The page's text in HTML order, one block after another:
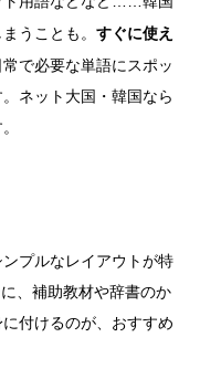
うことも。 すぐに使え
で必要な単語にスポッ
ネット大国・韓国なら
プルなレイアウトが特
、補助教材や辞書のか
付けるのが、おすすめ